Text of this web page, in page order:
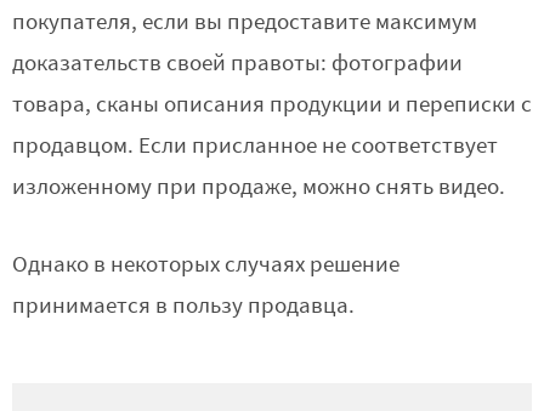
покупателя, если вы предоставите максимум
доказательств своей правоты: фотографии
товара, сканы описания продукции и переписки с
продавцом. Если присланное не соответствует
изложенному при продаже, можно снять видео.
Однако в некоторых случаях решение
принимается в пользу продавца.